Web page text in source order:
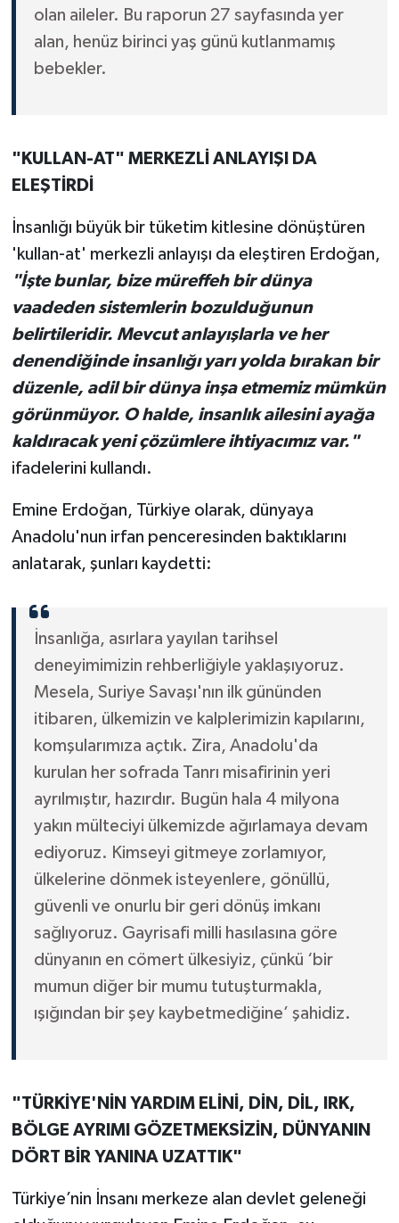
olan aileler. Bu raporun 27 sayfasında yer
alan, henüz birinci yaş günü kutlanmamış
bebekler.
"KULLAN-AT" MERKEZLİ ANLAYIŞI DA
ELEŞTİRDİ
İnsanlığı büyük bir tüketim kitlesine dönüştüren
'kullan-at' merkezli anlayışı da eleştiren Erdoğan,
"İşte bunlar, bize müreffeh bir dünya
vaadeden sistemlerin bozulduğunun
belirtileridir. Mevcut anlayışlarla ve her
denendiğinde insanlığı yarı yolda bırakan bir
düzenle, adil bir dünya inşa etmemiz mümkün
görünmüyor. O halde, insanlık ailesini ayağa
kaldıracak yeni çözümlere ihtiyacımız var."
ifadelerini kullandı.
Emine Erdoğan, Türkiye olarak, dünyaya
Anadolu'nun irfan penceresinden baktıklarını
anlatarak, şunları kaydetti:
İnsanlığa, asırlara yayılan tarihsel
deneyimimizin rehberliğiyle yaklaşıyoruz.
Mesela, Suriye Savaşı'nın ilk gününden
itibaren, ülkemizin ve kalplerimizin kapılarını,
komşularımıza açtık. Zira, Anadolu'da
kurulan her sofrada Tanrı misafirinin yeri
ayrılmıştır, hazırdır. Bugün hala 4 milyona
yakın mülteciyi ülkemizde ağırlamaya devam
ediyoruz. Kimseyi gitmeye zorlamıyor,
ülkelerine dönmek isteyenlere, gönüllü,
güvenli ve onurlu bir geri dönüş imkanı
sağlıyoruz. Gayrisafi milli hasılasına göre
dünyanın en cömert ülkesiyiz, çünkü ‘bir
mumun diğer bir mumu tutuşturmakla,
ışığından bir şey kaybetmediğine’ şahidiz.
"TÜRKİYE'NİN YARDIM ELİNİ, DİN, DİL, IRK,
BÖLGE AYRIMI GÖZETMEKSİZİN, DÜNYANIN
DÖRT BİR YANINA UZATTIK"
Türkiye’nin İnsanı merkeze alan devlet geleneği